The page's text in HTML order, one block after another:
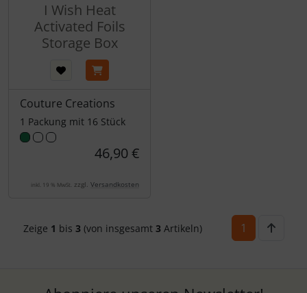
I Wish Heat
Activated Foils
Storage Box
Couture Creations
1 Packung mit 16 Stück
46,90 €
inkl. 19 % MwSt. zzgl. Versandkosten
Zeige 1 bis 3(von insgesamt 3Artikeln) 1